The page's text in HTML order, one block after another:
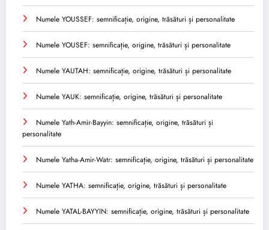
Numele YOUSSEF: semnificație, origine, trăsături și personalitate
Numele YOUSEF: semnificație, origine, trăsături și personalitate
Numele YAUTAH: semnificație, origine, trăsături și personalitate
Numele YAUK: semnificație, origine, trăsături și personalitate
Numele Yath-Amir-Bayyin: semnificație, origine, trăsături și
personalitate
Numele Yatha-Amir-Watr: semnificație, origine, trăsături și personalitate
Numele YATHA: semnificație, origine, trăsături și personalitate
Numele YATAL-BAYYIN: semnificație, origine, trăsături și personalitate